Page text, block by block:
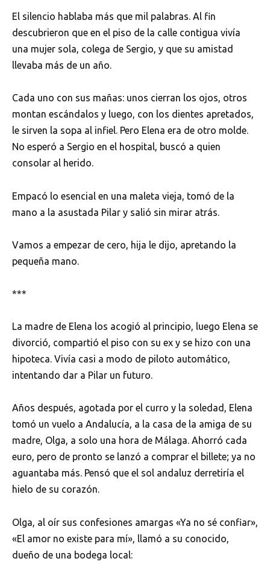
El silencio hablaba más que mil palabras. Al fin
descubrieron que en el piso de la calle contigua vivía
una mujer sola, colega de Sergio, y que su amistad
llevaba más de un año.
Cada uno con sus mañas: unos cierran los ojos, otros
montan escándalos y luego, con los dientes apretados,
le sirven la sopa al infiel. Pero Elena era de otro molde.
No esperó a Sergio en el hospital, buscó a quien
consolar al herido.
Empacó lo esencial en una maleta vieja, tomó de la
mano a la asustada Pilar y salió sin mirar atrás.
Vamos a empezar de cero, hija le dijo, apretando la
pequeña mano.
***
La madre de Elena los acogió al principio, luego Elena se
divorció, compartió el piso con su ex y se hizo con una
hipoteca. Vivía casi a modo de piloto automático,
intentando dar a Pilar un futuro.
Años después, agotada por el curro y la soledad, Elena
tomó un vuelo a Andalucía, a la casa de la amiga de su
madre, Olga, a solo una hora de Málaga. Ahorró cada
euro, pero de pronto se lanzó a comprar el billete; ya no
aguantaba más. Pensó que el sol andaluz derretiría el
hielo de su corazón.
Olga, al oír sus confesiones amargas «Ya no sé confiar»,
«El amor no existe para mí», llamó a su conocido,
dueño de una bodega local: